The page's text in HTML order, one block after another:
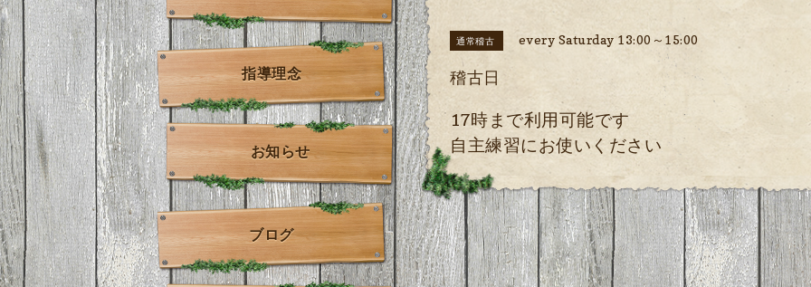
通常稽古 every Saturday 13:00～15:00
稽古日
17時まで利用可能です
自主練習にお使いください
指導理念
お知らせ
ブログ